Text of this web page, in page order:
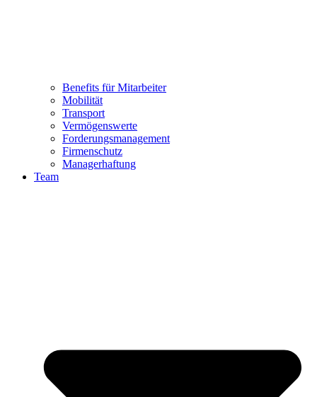
Benefits für Mitarbeiter
Mobilität
Transport
Vermögenswerte
Forderungsmanagement
Firmenschutz
Managerhaftung
Team